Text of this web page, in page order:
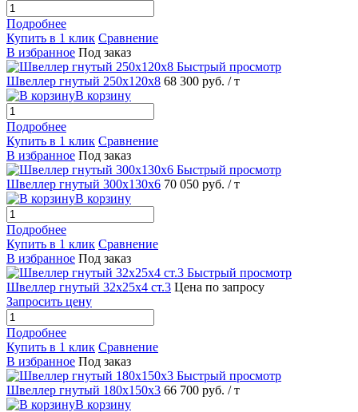
Подробнее
Купить в 1 клик Сравнение
В избранное Под заказ
Быстрый просмотр
Швеллер гнутый 250х120х8 68 300 руб. / т
В корзину
Подробнее
Купить в 1 клик Сравнение
В избранное Под заказ
Быстрый просмотр
Швеллер гнутый 300х130х6 70 050 руб. / т
В корзину
Подробнее
Купить в 1 клик Сравнение
В избранное Под заказ
Быстрый просмотр
Швеллер гнутый 32х25х4 ст.3 Цена по запросу
Запросить цену
Подробнее
Купить в 1 клик Сравнение
В избранное Под заказ
Быстрый просмотр
Швеллер гнутый 180х150х3 66 700 руб. / т
В корзину